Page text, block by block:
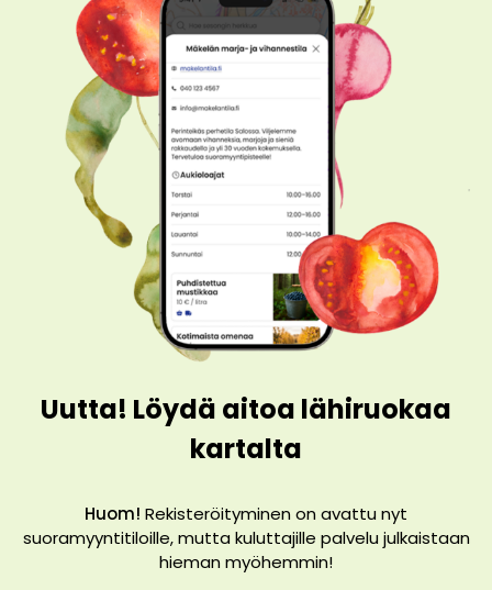
Uutta! Löydä aitoa lähiruokaa
kartalta
Huom! Rekisteröityminen on avattu nyt
suoramyyntitiloille, mutta kuluttajille palvelu julkaistaan
hieman myöhemmin!